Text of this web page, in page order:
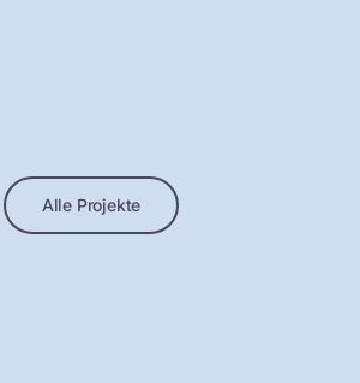
Alle Projekte